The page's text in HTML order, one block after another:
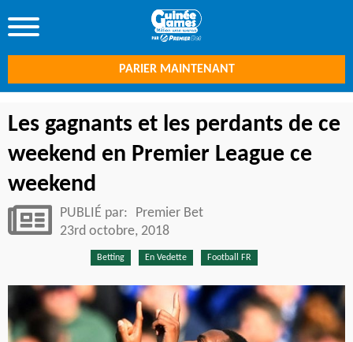
PARIER MAINTENANT
Les gagnants et les perdants de ce
weekend en Premier League ce
weekend
PUBLIÉ par:
Premier Bet
23rd octobre, 2018
Betting En Vedette Football FR